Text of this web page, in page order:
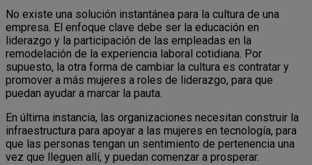
No existe una solución instantánea para la cultura de una
empresa. El enfoque clave debe ser la educación en
liderazgo y la participación de las empleadas en la
remodelación de la experiencia laboral cotidiana. Por
supuesto, la otra forma de cambiar la cultura es contratar y
promover a más mujeres a roles de liderazgo, para que
puedan ayudar a marcar la pauta.
En última instancia, las organizaciones necesitan construir la
infraestructura para apoyar a las mujeres en tecnología, para
que las personas tengan un sentimiento de pertenencia una
vez que lleguen allí, y puedan comenzar a prosperar.